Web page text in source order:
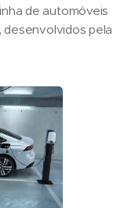
de automóveis
pela